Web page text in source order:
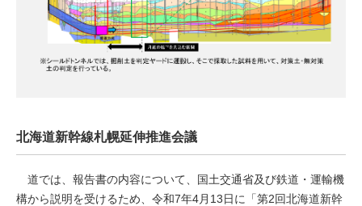
北海道新幹線札幌延伸推進会議
道では、報告書の内容について、国土交通省及び鉄道・運輸機
構から説明を受けるため、令和7年4月13日に「第2回北海道新幹